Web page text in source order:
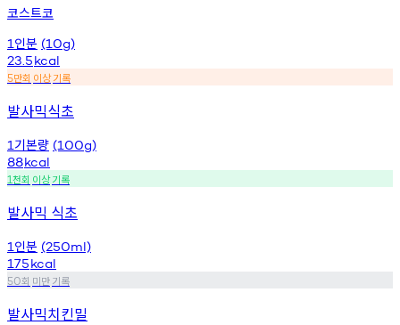
코스트코
1 인분 (10g)
23.5kcal
5만회 이상기록
발사믹식초
1 기본량 (100g)
88kcal
1천회 이상기록
발사믹 식초
1 인분 (250ml)
175kcal
50회 미만기록
발사믹치킨밀